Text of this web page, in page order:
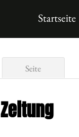
Startseite
Seite
Zeitung